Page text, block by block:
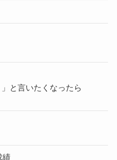
と言いたくなったら
績